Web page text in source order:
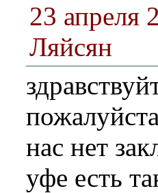
23 апреля
Ляйсян
нас нет
уфе есть